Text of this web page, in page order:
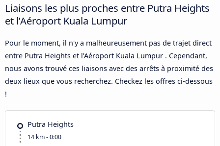
Liaisons les plus proches entre Putra Heights
et l’Aéroport Kuala Lumpur
Pour le moment, il n'y a malheureusement pas de trajet direct
entre Putra Heights et l’Aéroport Kuala Lumpur . Cependant,
nous avons trouvé ces liaisons avec des arrêts à proximité des
deux lieux que vous recherchez. Checkez les offres ci-dessous
!
Putra Heights
14 km - 0:00